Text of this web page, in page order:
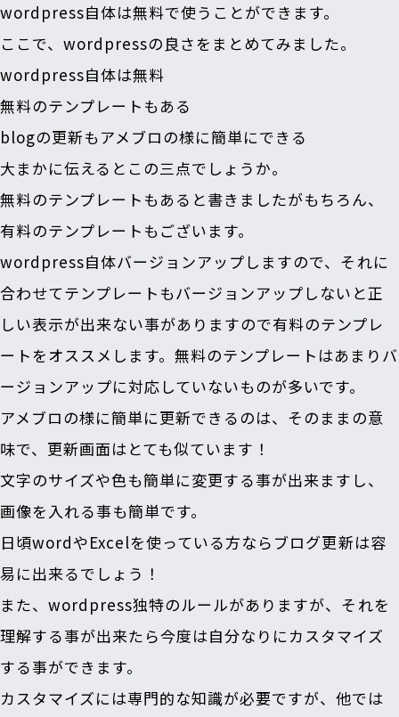
wordpress自体は無料で使うことができます。
ここで、wordpressの良さをまとめてみました。
wordpress自体は無料
無料のテンプレートもある
blogの更新もアメブロの様に簡単にできる
大まかに伝えるとこの三点でしょうか。
無料のテンプレートもあると書きましたがもちろん、
有料のテンプレートもございます。
wordpress自体バージョンアップしますので、それに
合わせてテンプレートもバージョンアップしないと正
しい表示が出来ない事がありますので有料のテンプレ
ートをオススメ します。無料のテンプレートはあまりバ
ージョンアップに対応していないものが多いです。
アメブロの様に簡単に更新できるのは、そのままの意
味で、 更新画面はとても似ています！
文字のサイズや色も簡単に変更する事が出来ますし、
画像を入れる事も簡単です。
日頃wordやExcelを使っている方ならブログ更新は容
易に出来るでしょう！
また、wordpress独特のルールがありますが、それを
理解する事が出来たら今度は自分なりにカスタマイズ
する事ができます。
カスタマイズには専門的な知識が必要ですが、他では